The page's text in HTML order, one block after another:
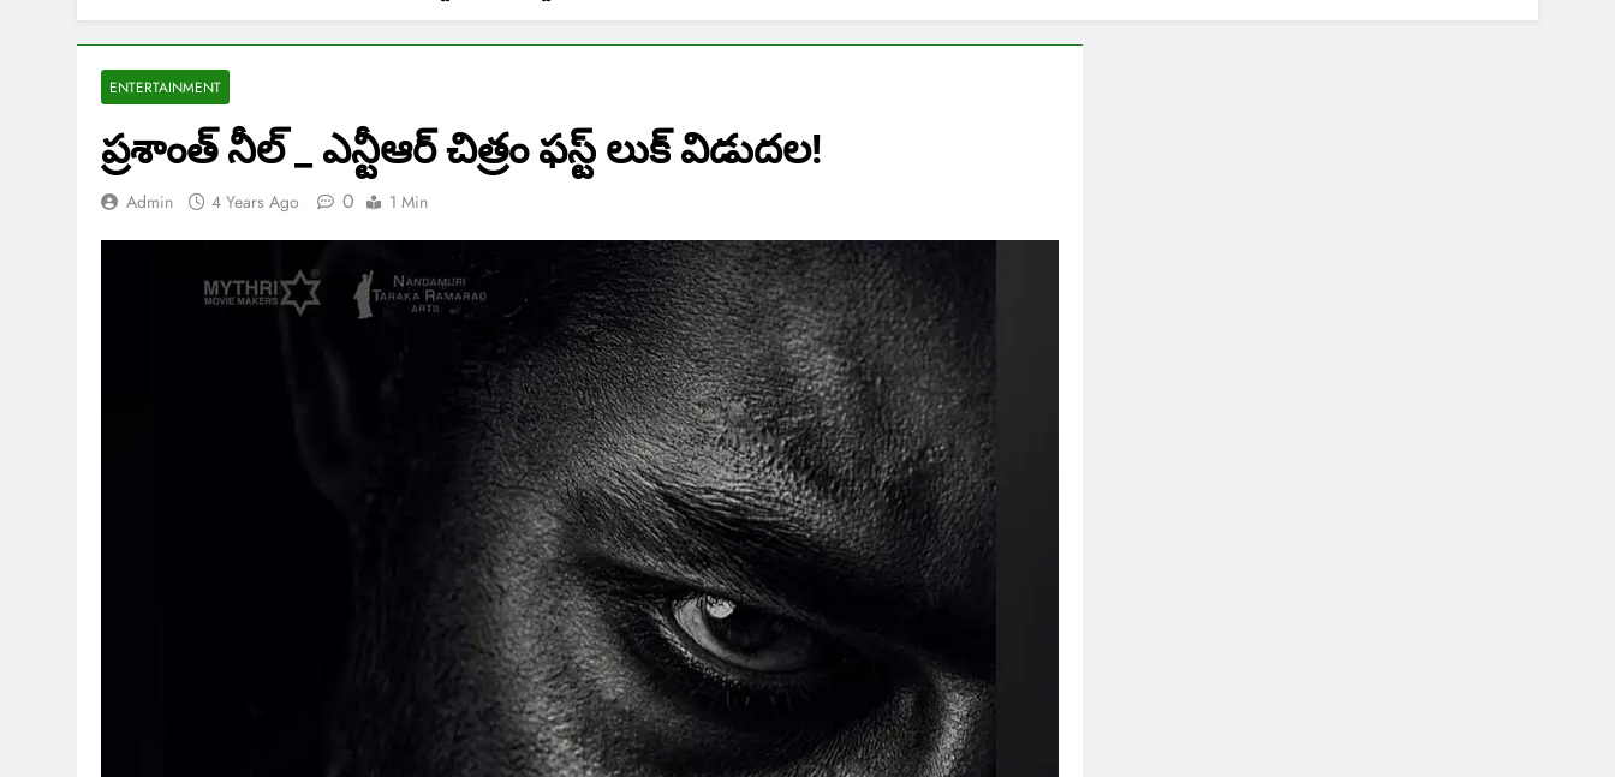
ENTERTAINMENT
ప్రశాంత్ నీల్ _ ఎన్టీఆర్ చిత్రం ఫస్ట్ లుక్ విడుదల!
Admin 4 Years Ago 0 1 Min